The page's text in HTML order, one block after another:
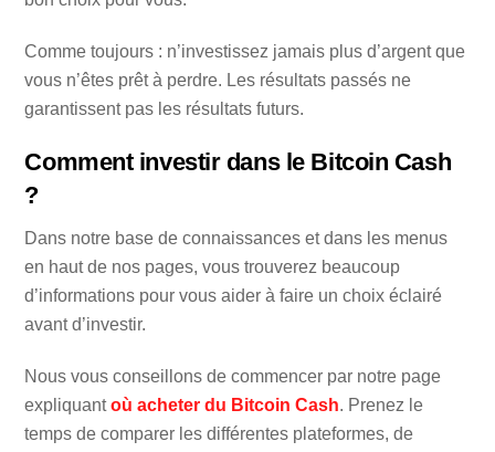
Comme toujours : n’investissez jamais plus d’argent que
vous n’êtes prêt à perdre. Les résultats passés ne
garantissent pas les résultats futurs.
Comment investir dans le Bitcoin Cash
?
Dans notre base de connaissances et dans les menus
en haut de nos pages, vous trouverez beaucoup
d’informations pour vous aider à faire un choix éclairé
avant d’investir.
Nous vous conseillons de commencer par notre page
expliquantoù acheter du Bitcoin Cash. Prenez le
temps de comparer les différentes plateformes, de